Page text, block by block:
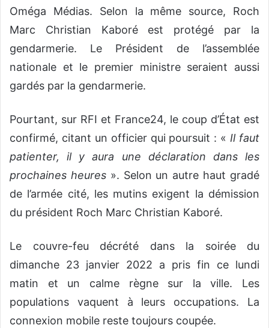
Oméga Médias. Selon la même source, Roch
Marc Christian Kaboré est protégé par la
gendarmerie. Le Président de l’assemblée
nationale et le premier ministre seraient aussi
gardés par la gendarmerie.
Pourtant, sur RFI et France24, le coup d’État est
confirmé, citant un officier qui poursuit : «Il faut
patienter, il y aura une déclaration dans les
prochaines heures». Selon un autre haut gradé
de l’armée cité, les mutins exigent la démission
du président Roch Marc Christian Kaboré.
Le couvre-feu décrété dans la soirée du
dimanche 23 janvier 2022 a pris fin ce lundi
matin et un calme règne sur la ville. Les
populations vaquent à leurs occupations. La
connexion mobile reste toujours coupée.